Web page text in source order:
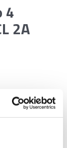
4
2A
città dai